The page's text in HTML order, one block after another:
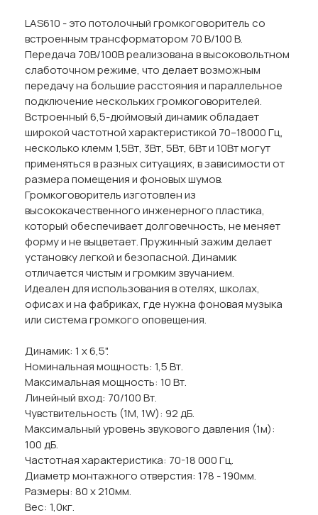
LAS610 - это потолочный громкоговоритель со
встроенным трансформатором 70 В/100 В.
Передача 70В/100В реализована в высоковольтном
слаботочном режиме, что делает возможным
передачу на большие расстояния и параллельное
подключение нескольких громкоговорителей.
Встроенный 6,5-дюймовый динамик обладает
широкой частотной характеристикой 70–18000 Гц,
несколько клемм 1,5Вт, 3Вт, 5Вт, 6Вт и 10Вт могут
применяться в разных ситуациях, в зависимости от
размера помещения и фоновых шумов.
Громкоговоритель изготовлен из
высококачественного инженерного пластика,
который обеспечивает долговечность, не меняет
форму и не выцветает. Пружинный зажим делает
установку легкой и безопасной. Динамик
отличается чистым и громким звучанием.
Идеален для использования в отелях, школах,
офисах и на фабриках, где нужна фоновая музыка
или система громкого оповещения.
Динамик: 1 х 6,5".
Номинальная мощность: 1,5 Вт.
Максимальная мощность: 10 Вт.
Линейный вход: 70/100 Вт.
Чувствительность (1M, 1W): 92 дБ.
Максимальный уровень звукового давления (1м):
100 дБ.
Частотная характеристика: 70-18 000 Гц.
Диаметр монтажного отверстия: 178 - 190мм.
Размеры: 80 х 210мм.
Вес: 1,0кг.